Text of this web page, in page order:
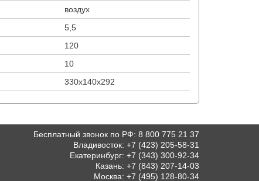
воздух
5,5
120
10
330x140x292
Бесплатный звонок по РФ: 8 800 775 21 37
Владивосток: +7 (423) 205-58-31
Екатеринбург: +7 (343) 300-92-34
Казань: +7 (843) 207-14-03
Москва: +7 (495) 128-80-34